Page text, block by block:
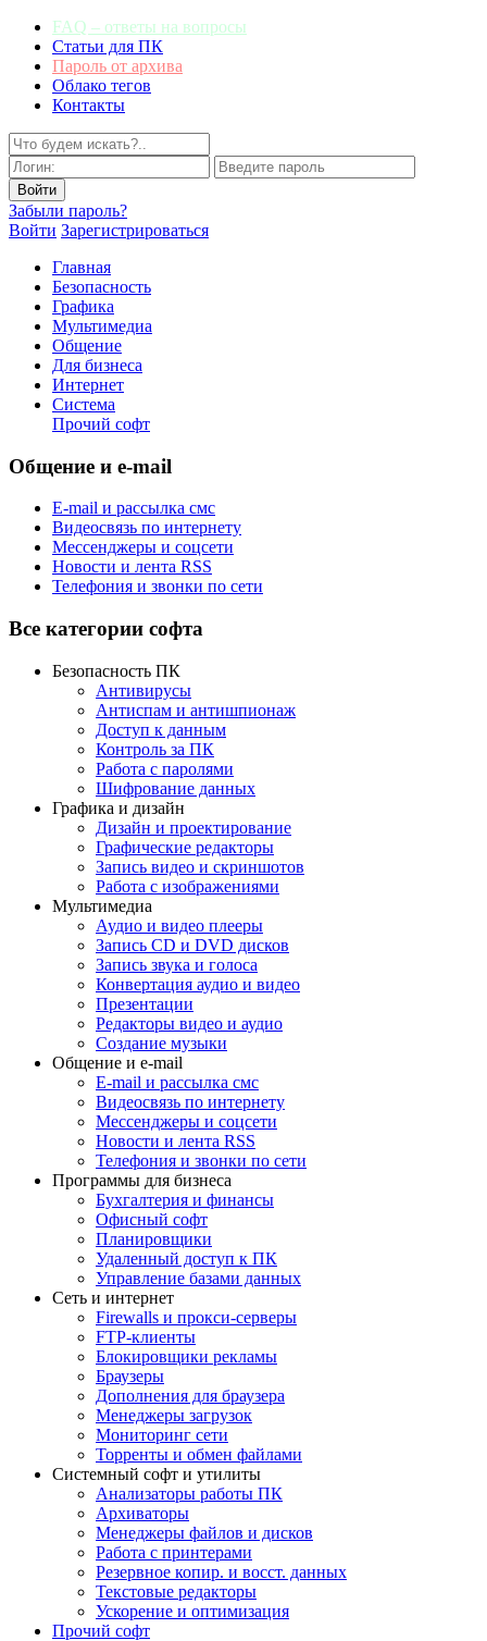
FAQ – ответы на вопросы
Статьи для ПК
Пароль от архива
Облако тегов
Контакты
Забыли пароль?
Войти Зарегистрироваться
Главная
Безопасность
Графика
Мультимедиа
Общение
Для бизнеса
Интернет
Система
Прочий софт
Общение и e-mail
E-mail и рассылка смс
Видеосвязь по интернету
Мессенджеры и соцсети
Новости и лента RSS
Телефония и звонки по сети
Все категории софта
Безопасность ПК
Антивирусы
Антиспам и антишпионаж
Доступ к данным
Контроль за ПК
Работа с паролями
Шифрование данных
Графика и дизайн
Дизайн и проектирование
Графические редакторы
Запись видео и скриншотов
Работа с изображениями
Мультимедиа
Аудио и видео плееры
Запись CD и DVD дисков
Запись звука и голоса
Конвертация аудио и видео
Презентации
Редакторы видео и аудио
Создание музыки
Общение и e-mail
E-mail и рассылка смс
Видеосвязь по интернету
Мессенджеры и соцсети
Новости и лента RSS
Телефония и звонки по сети
Программы для бизнеса
Бухгалтерия и финансы
Офисный софт
Планировщики
Удаленный доступ к ПК
Управление базами данных
Сеть и интернет
Firewalls и прокси-серверы
FTP-клиенты
Блокировщики рекламы
Браузеры
Дополнения для браузера
Менеджеры загрузок
Мониторинг сети
Торренты и обмен файлами
Системный софт и утилиты
Анализаторы работы ПК
Архиваторы
Менеджеры файлов и дисков
Работа с принтерами
Резервное копир. и восст. данных
Текстовые редакторы
Ускорение и оптимизация
Прочий софт